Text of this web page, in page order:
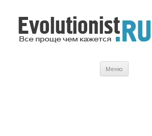
Evolutionist.ru
Все проще чем кажется…
Меню